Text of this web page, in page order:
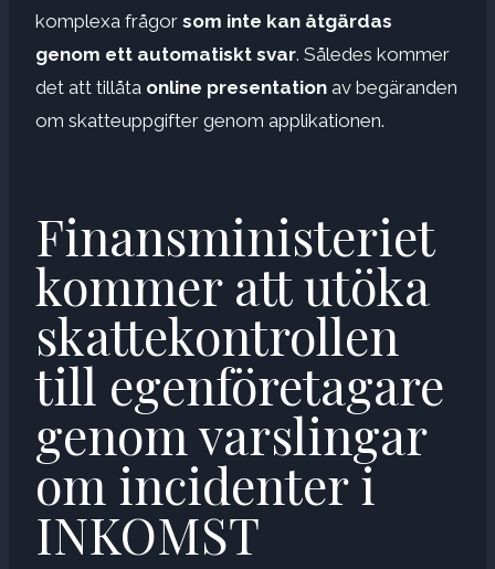
komplexa frågor som inte kan åtgärdas
genom ett automatiskt svar. Således kommer
det att tillåta online presentation av begäranden
om skatteuppgifter genom applikationen.
Finansministeriet
kommer att utöka
skattekontrollen
till egenföretagare
genom varslingar
om incidenter i
INKOMST